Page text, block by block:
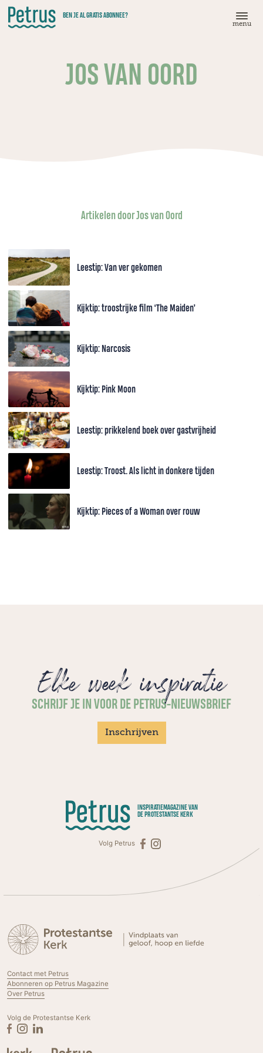
Doorgaan
naar
hoofdinhoud
BEN JE AL GRATIS ABONNEE?
menu
JOS VAN OORD
Artikelen door Jos van Oord
Leestip: Van ver gekomen
Kijktip: troostrijke film ‘The Maiden’
Kijktip: Narcosis
Kijktip: Pink Moon
Leestip: prikkelend boek over gastvrijheid
Leestip: Troost. Als licht in donkere tijden
Kijktip: Pieces of a Woman over rouw
Elke week inspiratie
SCHRIJF JE IN VOOR DE PETRUS-NIEUWSBRIEF
Inschrijven
INSPIRATIEMAGAZINE VAN
DE PROTESTANTSE KERK
Volg Petrus
Contact met Petrus
Abonneren op Petrus Magazine
Over Petrus
Volg de Protestantse Kerk